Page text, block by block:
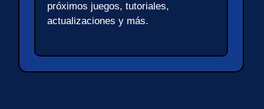
próximos juegos, tutoriales,
actualizaciones y más.